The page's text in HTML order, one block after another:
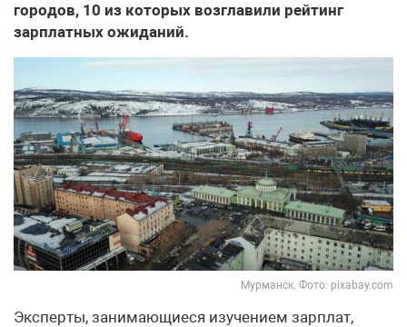
городов, 10 из которых возглавили рейтинг
зарплатных ожиданий.
Мурманск. Фото: pixabay.com
Эксперты, занимающиеся изучением зарплат,